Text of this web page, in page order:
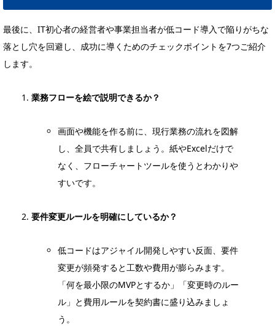
最後に、IT初心者の経営者や事業担当者が低コード導入で陥りがちな
落とし穴を回避し、成功に導くためのチェックポイントを7つご紹介
します。
業務フローを絵で説明できるか？
画面や機能を作る前に、現行業務の流れを図解
し、全員で共有しましょう。紙やExcelだけで
なく、フローチャートツールを使うとわかりや
すいです。
要件変更ルールを明確にしているか？
低コードはアジャイル開発しやすい反面、要件
変更が頻発すると工数や費用が膨らみます。
「何を最小限のMVPとするか」「変更時のルー
ル」と費用ルールを契約書に盛り込みましょ
う。